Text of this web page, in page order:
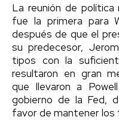
La reunión de
fue la primera para
después de que el
su predecesor,
tipos con la
resultaron en gran
que llevaron a
gobierno de la Fed,
favor de mantener los